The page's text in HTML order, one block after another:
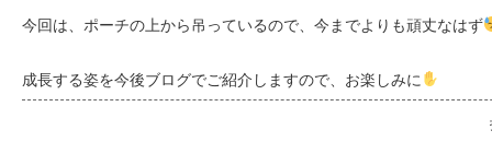
今回は、ポーチの上から吊っているので、今までよりも頑丈なはず
成長する姿を今後ブログでご紹介しますので、お楽しみに